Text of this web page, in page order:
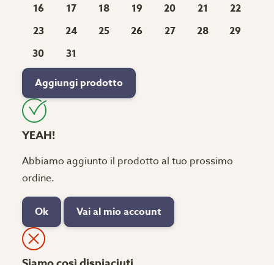
16
17 18 19 20 21
22
23
24 25 26 27 28
29
30
31
Aggiungi prodotto
YEAH!
Abbiamo aggiunto il prodotto al tuo prossimo
ordine.
Ok Vai al mio account